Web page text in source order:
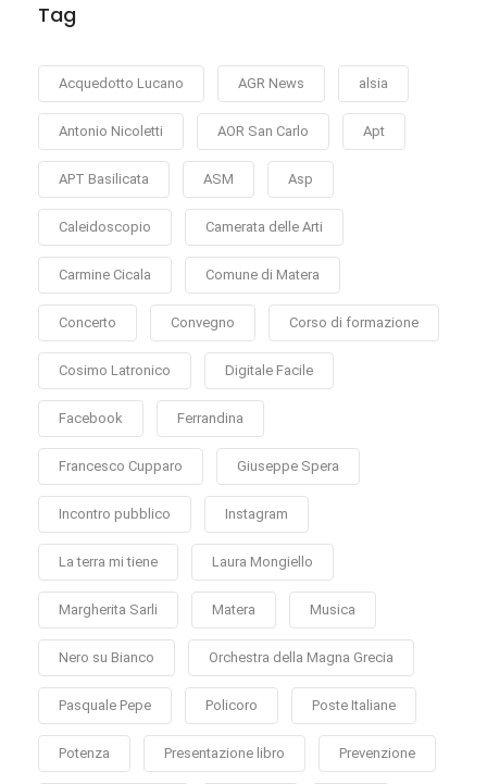
Tag
Acquedotto Lucano AGR News alsia
Antonio Nicoletti AOR San Carlo Apt
APT Basilicata ASM Asp
Caleidoscopio Camerata delle Arti
Carmine Cicala Comune di Matera
Concerto Convegno Corso di formazione
Cosimo Latronico Digitale Facile
Facebook Ferrandina
Francesco Cupparo Giuseppe Spera
Incontro pubblico Instagram
La terra mi tiene Laura Mongiello
Margherita Sarli Matera Musica
Nero su Bianco Orchestra della Magna Grecia
Pasquale Pepe Policoro Poste Italiane
Potenza Presentazione libro Prevenzione